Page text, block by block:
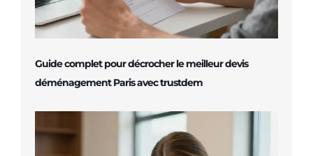
Guide complet pour décrocher le meilleur devis
déménagement Paris avec trustdem